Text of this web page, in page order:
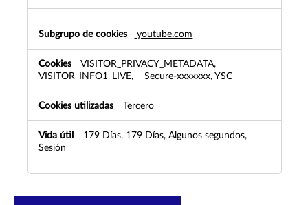
youtube.com
VISITOR_PRIVACY_METADATA,
VISITOR_INFO1_LIVE, __Secure-xxxxxxx, YSC
Tercero
179 Días, 179 Días, Algunos segundos,
Sesión